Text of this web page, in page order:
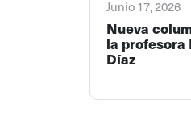
Junio 17, 2026
Nueva
la profesora
Díaz